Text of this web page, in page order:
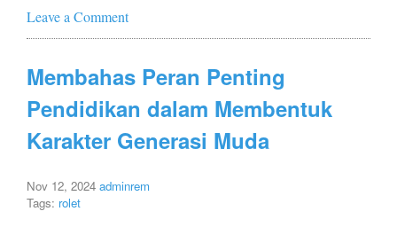
Leave a Comment
Membahas Peran Penting
Pendidikan dalam Membentuk
Karakter Generasi Muda
Nov 12, 2024 adminrem
Tags: rolet